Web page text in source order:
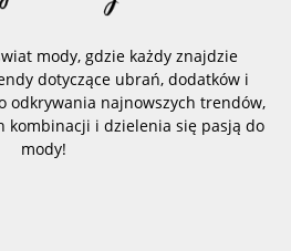
mody, gdzie każdy znajdzie
dotyczące ubrań, dodatków i
odkrywania najnowszych trendów,
kombinacji i dzielenia się pasją do
mody!